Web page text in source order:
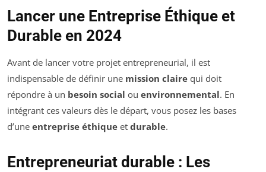
Lancer une Entreprise Éthique et
Durable en 2024
Avant de lancer votre projet entrepreneurial, il est
indispensable de définir une mission claire qui doit
répondre à un besoin social ou environnemental. En
intégrant ces valeurs dès le départ, vous posez les bases
d’une entreprise éthique et durable.
Entrepreneuriat durable : Les